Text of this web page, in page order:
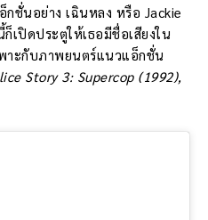
ชั่นอย่าง เฉินหลง หรือ Jackie
เปิดประตูให้เธอมีชื่อเสียงใน
าะกับภาพยนตร์แนวแอ็กชั่น
Story 3: Supercop (1992),